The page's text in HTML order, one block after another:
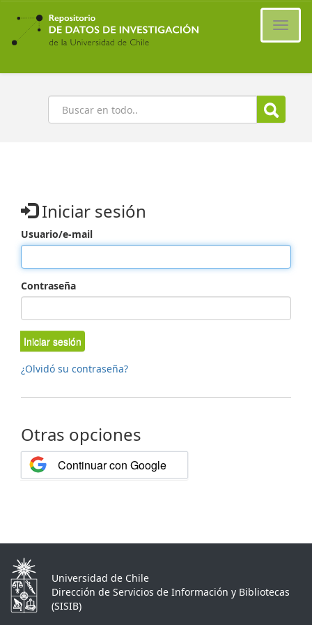
Ir
contenido
principal
Buscar
Iniciar sesión
Usuario/e-mail
Contraseña
Iniciar sesión
¿Olvidó su contraseña?
Otras opciones
Continuar con Google
Universidad de Chile
Dirección de Servicios de Información y Bibliotecas
(SISIB)